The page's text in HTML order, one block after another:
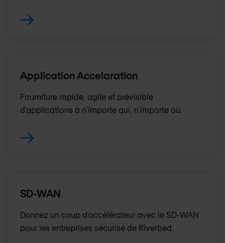
Application Accelaration
Fourniture rapide, agile et prévisible
d'applications à n'importe qui, n'importe où.
SD-WAN
Donnez un coup d’accélérateur avec le SD-WAN
pour les entreprises sécurisé de Riverbed.